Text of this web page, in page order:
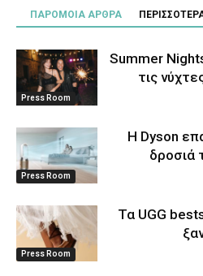
ΠΑΡΟΜΟΙΑ ΑΡΘΡΑ
Press Room
Summer
τις
Press Room
Η Dyson
δροσιά
Press Room
Τα UGG